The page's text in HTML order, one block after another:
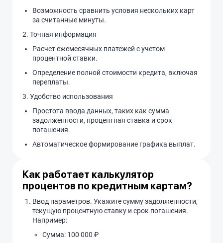
Возможность сравнить условия нескольких карт
за считанные минуты.
2. Точная информация
Расчет ежемесячных платежей с учетом
процентной ставки.
Определение полной стоимости кредита, включая
переплаты.
3. Удобство использования
Простота ввода данных, таких как сумма
задолженности, процентная ставка и срок
погашения.
Автоматическое формирование графика выплат.
Как работает калькулятор
процентов по кредитным картам?
Ввод параметров. Укажите сумму задолженности,
текущую процентную ставку и срок погашения.
Например:
Сумма: 100 000 ₽